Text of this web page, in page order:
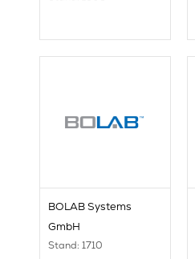
BOLAB Systems
GmbH
Stand: 1710